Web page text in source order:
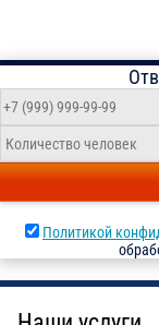
Политикой